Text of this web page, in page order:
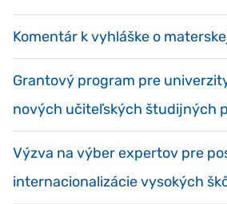
Komentár k vyhláške o
Grantový program pre
nových učiteľských študijných
Výzva na výber expertov pre
internacionalizácie vysokých